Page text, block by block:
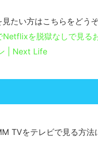
たい方はこちらをどうぞ
を脱獄なしで見る
| Next Life
TVをテレビで見る方法